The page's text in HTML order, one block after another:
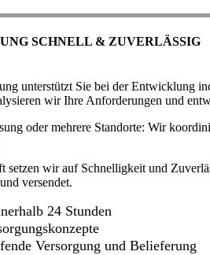
SCHNELL & ZUVERLÄSSIG
unterstützt Sie bei der Entwicklung
wir Ihre Anforderungen und
oder mehrere Standorte: Wir
setzen wir auf Schnelligkeit und
versendet.
24 Stunden
Versorgung und Belieferung